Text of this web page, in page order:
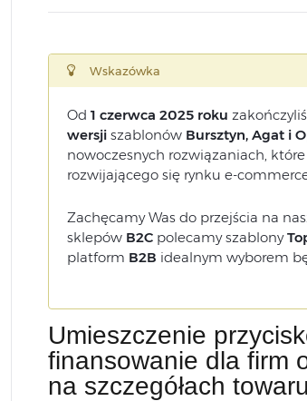
Wskazówka
Od 1 czerwca 2025 roku
wersjiszablonów Bursztyn, Agat i
nowoczesnych rozwiązaniach,
rozwijającego się rynku e-
Zachęcamy Was do przejścia na
sklepów B2Cpolecamy szablony
platform B2B idealnym wyborem
Umieszczenie
finansowanie dla firm
na szczegółach towaru